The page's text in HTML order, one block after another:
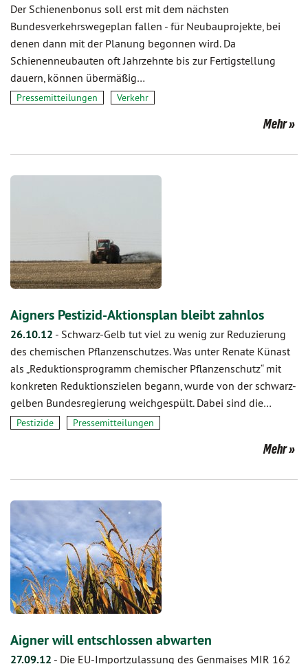
Der Schienenbonus soll erst mit dem nächsten
Bundesverkehrswegeplan fallen - für Neubauprojekte, bei
denen dann mit der Planung begonnen wird. Da
Schienenneubauten oft Jahrzehnte bis zur Fertigstellung
dauern, können übermäßig…
Pressemitteilungen Verkehr
Mehr
Aigners Pestizid-Aktionsplan bleibt zahnlos
26.10.12 - Schwarz-Gelb tut viel zu wenig zur Reduzierung
des chemischen Pflanzenschutzes. Was unter Renate Künast
als „Reduktionsprogramm chemischer Pflanzenschutz“ mit
konkreten Reduktionszielen begann, wurde von der schwarz-
gelben Bundesregierung weichgespült. Dabei sind die…
Pestizide Pressemitteilungen
Mehr
Aigner will entschlossen abwarten
27.09.12 - Die EU-Importzulassung des Genmaises MIR 162